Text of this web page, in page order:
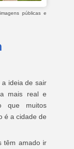
públicas e
a ideia de sair
mais real e
que muitos
é a cidade de
têm amado ir